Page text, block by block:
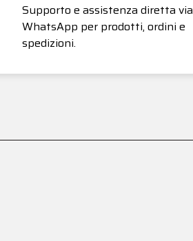
Supporto e assistenza diretta via
WhatsApp per prodotti, ordini e
spedizioni.